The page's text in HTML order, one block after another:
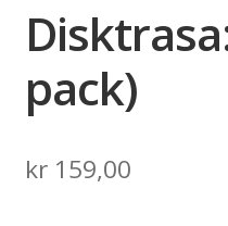
pack)
kr159,00